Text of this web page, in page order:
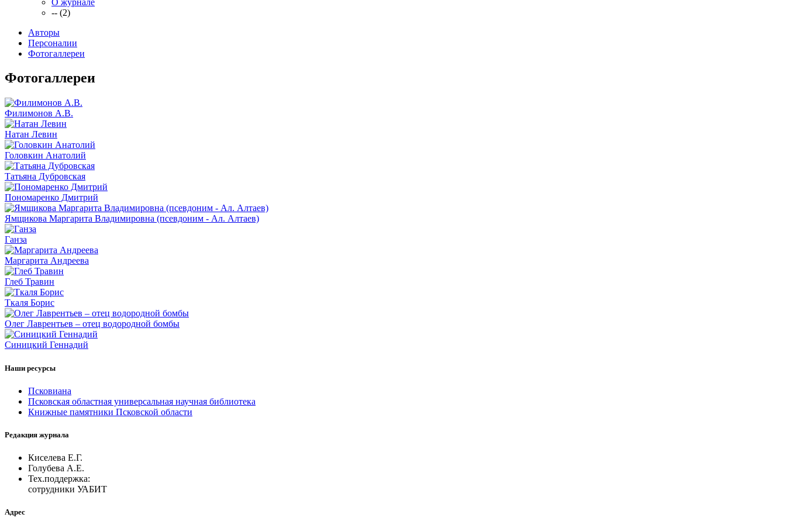
-- (2)
Авторы
Персоналии
Фотогаллереи
Фотогаллереи
Филимонов А.В.
Натан Левин
Головкин Анатолий
Татьяна Дубровская
Пономаренко Дмитрий
Ямщикова Маргарита Владимировна (псевдоним - Ал. Алтаев)
Ганза
Маргарита Андреева
Глеб Травин
Ткаля Борис
Олег Лаврентьев – отец водородной бомбы
Синицкий Геннадий
Наши ресурсы
Псковиана
Псковская областная универсальная научная библиотека
Книжные памятники Псковской области
Редакция журнала
Киселева Е.Г.
Голубева А.Е.
Тех.поддержка:
сотрудники УАБИТ
Адрес